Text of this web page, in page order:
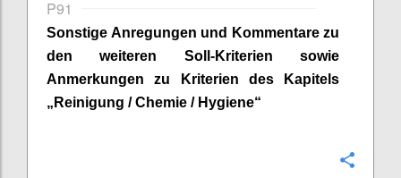
P91
Sonstige Anregungen und Kommentare zu
den weiteren Soll-Kriterien sowie
Anmerkungen zu Kriterien des Kapitels
„ Reinigung / Chemie / Hygiene“